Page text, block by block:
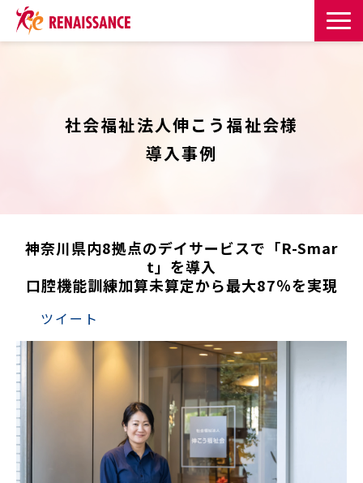
お役立ち記事一覧
お役立ち資料
イベント・セミナー
社会福祉法人伸こう福祉会様
導入事例
神奈川県内8拠点のデイサービスで「R-Smar
t」を導入
口腔機能訓練加算未算定から最大87％を実現
ツイート